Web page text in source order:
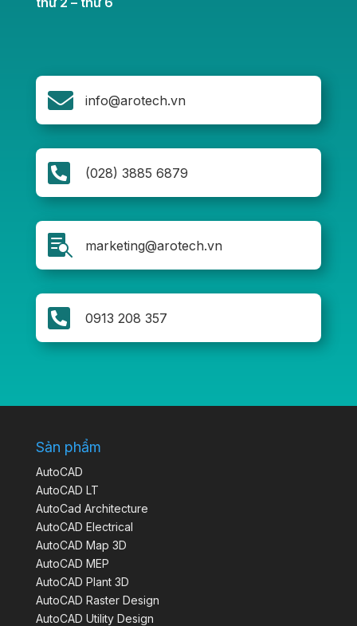
 info@arotech.vn
 (028) 3885 6879
 marketing@arotech.vn
 0913 208 357
Sản phẩm
AutoCAD
AutoCAD LT
AutoCad Architecture
AutoCAD Electrical
AutoCAD Map 3D
AutoCAD MEP
AutoCAD Plant 3D
AutoCAD Raster Design
AutoCAD Utility Design